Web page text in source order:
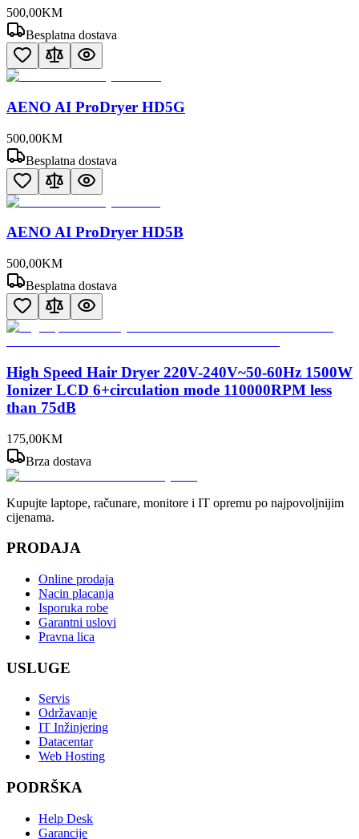
500,00KM
Besplatna dostava
AENO AI ProDryer HD5G
500,00KM
Besplatna dostava
AENO AI ProDryer HD5B
500,00KM
Besplatna dostava
High Speed Hair Dryer 220V-240V~50-60Hz 1500W
Ionizer LCD 6+circulation mode 110000RPM less
than 75dB
175,00KM
Brza dostava
Kupujte laptope, računare, monitore i IT opremu po najpovoljnijim
cijenama.
PRODAJA
Online prodaja
Nacin placanja
Isporuka robe
Garantni uslovi
Pravna lica
USLUGE
Servis
Održavanje
IT Inžinjering
Datacentar
Web Hosting
PODRŠKA
Help Desk
Garancije